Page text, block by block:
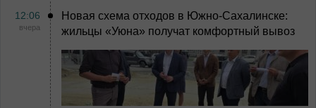
12:06
вчера
Новая схема отходов в Южно-Сахалинске:
жильцы «Уюна» получат комфортный вывоз